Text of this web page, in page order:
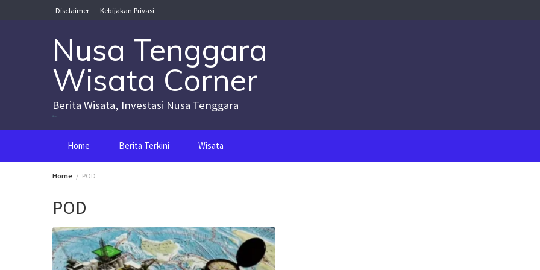
Disclaimer Kebijakan Privasi
Nusa Tenggara
Wisata Corner
Berita Wisata, Investasi Nusa Tenggara
Home Berita Terkini Wisata
Home POD
POD